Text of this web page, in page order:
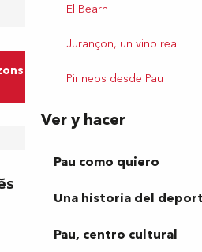
El Bearn
Jurançon, un vino real
Pirineos desde Pau
Ver y hacer
Pau como quiero
Una historia del
Pau, centro cultural
- Des Coteaux à la